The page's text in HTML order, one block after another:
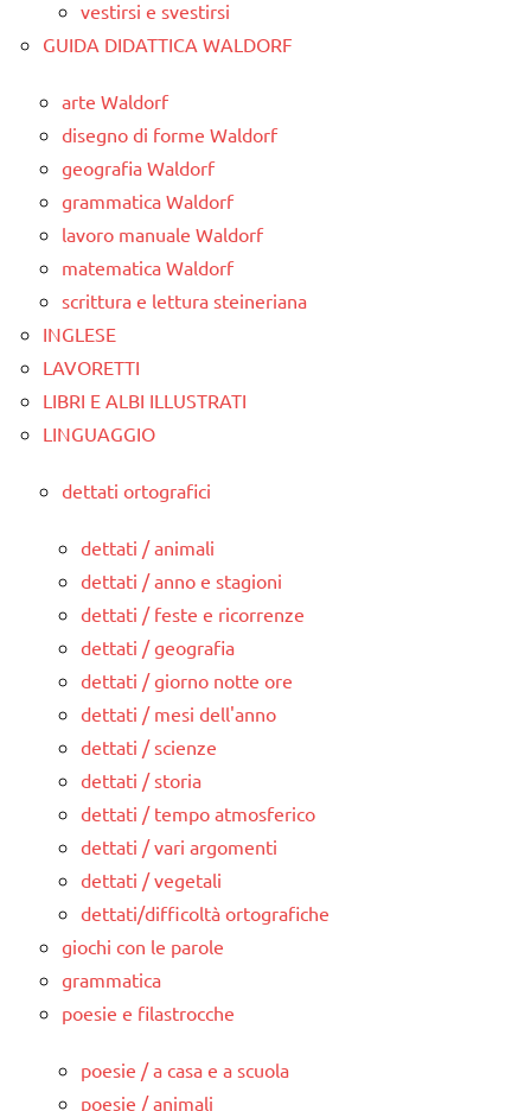
vestirsi e svestirsi
GUIDA DIDATTICA WALDORF
arte Waldorf
disegno di forme Waldorf
geografia Waldorf
grammatica Waldorf
lavoro manuale Waldorf
matematica Waldorf
scrittura e lettura steineriana
INGLESE
LAVORETTI
LIBRI E ALBI ILLUSTRATI
LINGUAGGIO
dettati ortografici
dettati / animali
dettati / anno e stagioni
dettati / feste e ricorrenze
dettati / geografia
dettati / giorno notte ore
dettati / mesi dell'anno
dettati / scienze
dettati / storia
dettati / tempo atmosferico
dettati / vari argomenti
dettati / vegetali
dettati/difficoltà ortografiche
giochi con le parole
grammatica
poesie e filastrocche
poesie / a casa e a scuola
poesie / animali